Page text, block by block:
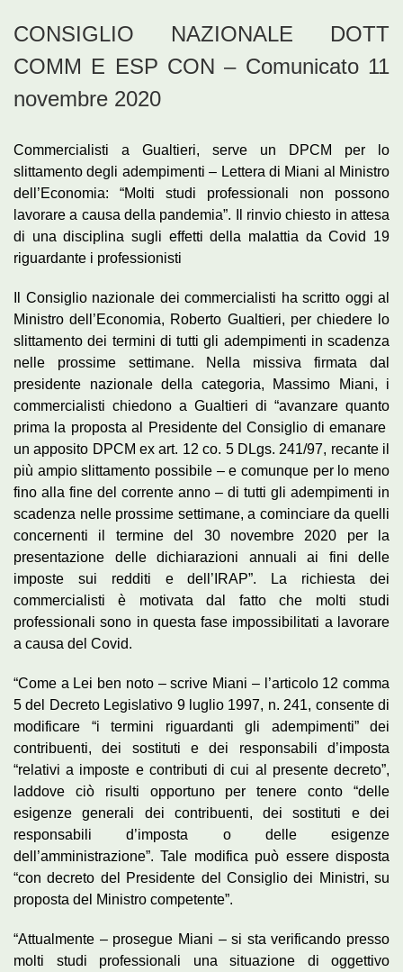
CONSIGLIO NAZIONALE DOTT
COMM E ESP CON – Comunicato 11
novembre 2020
Commercialisti a Gualtieri, serve un DPCM per lo
slittamento degli adempimenti – Lettera di Miani al Ministro
dell’Economia: “Molti studi professionali non possono
lavorare a causa della pandemia”. Il rinvio chiesto in attesa
di una disciplina sugli effetti della malattia da Covid 19
riguardante i professionisti
Il Consiglio nazionale dei commercialisti ha scritto oggi al
Ministro dell’Economia, Roberto Gualtieri, per chiedere lo
slittamento dei termini di tutti gli adempimenti in scadenza
nelle prossime settimane. Nella missiva firmata dal
presidente nazionale della categoria, Massimo Miani, i
commercialisti chiedono a Gualtieri di “avanzare quanto
prima la proposta al Presidente del Consiglio di emanare
un apposito DPCM ex art. 12 co. 5 DLgs. 241/97, recante il
più ampio slittamento possibile – e comunque per lo meno
fino alla fine del corrente anno – di tutti gli adempimenti in
scadenza nelle prossime settimane, a cominciare da quelli
concernenti il termine del 30 novembre 2020 per la
presentazione delle dichiarazioni annuali ai fini delle
imposte sui redditi e dell’IRAP”. La richiesta dei
commercialisti è motivata dal fatto che molti studi
professionali sono in questa fase impossibilitati a lavorare
a causa del Covid.
“Come a Lei ben noto – scrive Miani – l’articolo 12 comma
5 del Decreto Legislativo 9 luglio 1997, n. 241, consente di
modificare “i termini riguardanti gli adempimenti” dei
contribuenti, dei sostituti e dei responsabili d’imposta
“relativi a imposte e contributi di cui al presente decreto”,
laddove ciò risulti opportuno per tenere conto “delle
esigenze generali dei contribuenti, dei sostituti e dei
responsabili d’imposta o delle esigenze
dell’amministrazione”. Tale modifica può essere disposta
“con decreto del Presidente del Consiglio dei Ministri, su
proposta del Ministro competente”.
“Attualmente – prosegue Miani – si sta verificando presso
molti studi professionali una situazione di oggettivo